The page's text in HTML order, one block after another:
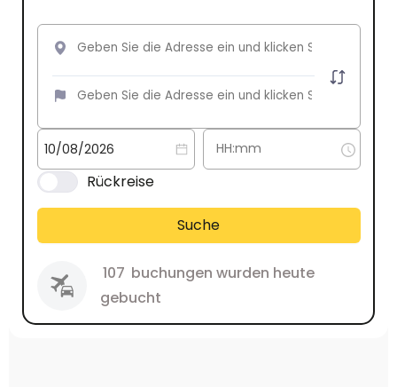
Rückreise
Suche
107 buchungen wurden heute
gebucht